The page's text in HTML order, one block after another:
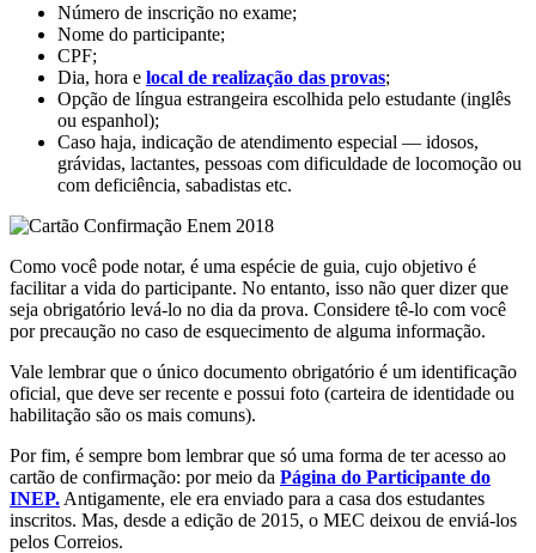
Número de inscrição no exame;
Nome do participante;
CPF;
Dia, hora e local de realização das provas;
Opção de língua estrangeira escolhida pelo estudante (inglês
ou espanhol);
Caso haja, indicação de atendimento especial — idosos,
grávidas, lactantes, pessoas com dificuldade de locomoção ou
com deficiência, sabadistas etc.
Como você pode notar, é uma espécie de guia, cujo objetivo é
facilitar a vida do participante. No entanto, isso não quer dizer que
seja obrigatório levá-lo no dia da prova. Considere tê-lo com você
por precaução no caso de esquecimento de alguma informação.
Vale lembrar que o único documento obrigatório é um identificação
oficial, que deve ser recente e possui foto (carteira de identidade ou
habilitação são os mais comuns).
Por fim, é sempre bom lembrar que só uma forma de ter acesso ao
cartão de confirmação: por meio da Página do Participante do
INEP. Antigamente, ele era enviado para a casa dos estudantes
inscritos. Mas, desde a edição de 2015, o MEC deixou de enviá-los
pelos Correios.